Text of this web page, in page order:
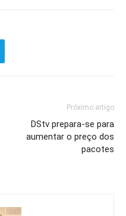
Próximo artigo
DStv prepara-se para
aumentar o preço dos
pacotes